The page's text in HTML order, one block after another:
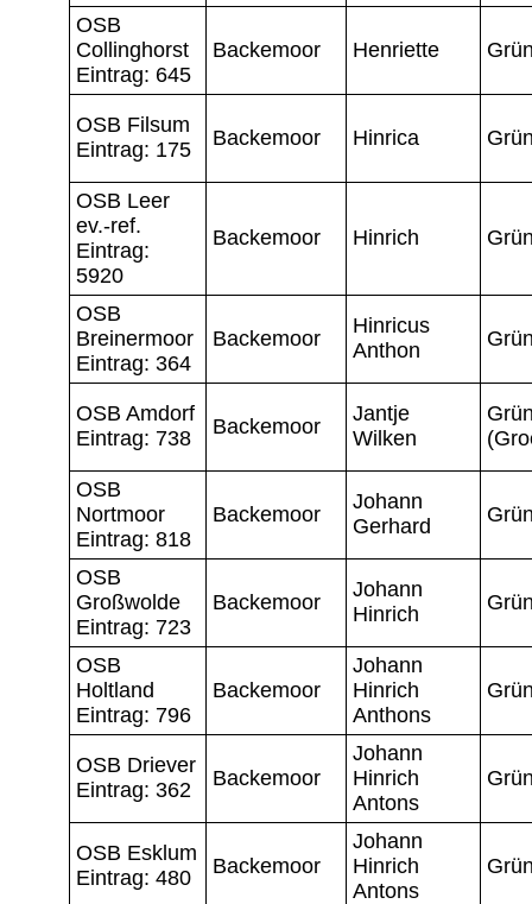
OSB
Collinghorst
Eintrag: 645
Backemoor Henriette
OSB Filsum
Eintrag: 175
Backemoor Hinrica
OSB Leer
ev.-ref.
Eintrag:
5920
Backemoor Hinrich
OSB
Breinermoor
Eintrag: 364
Backemoor
Hinricus
Anthon
OSB Amdorf
Eintrag: 738
Backemoor
Jantje
Wilken
OSB
Nortmoor
Eintrag: 818
Backemoor
Johann
Gerhard
OSB
Großwolde
Eintrag: 723
Backemoor
Johann
Hinrich
OSB
Holtland
Eintrag: 796
Backemoor
Johann
Hinrich
Anthons
OSB Driever
Eintrag: 362
Backemoor
Johann
Hinrich
Antons
OSB Esklum
Eintrag: 480
Backemoor
Johann
Hinrich
Antons